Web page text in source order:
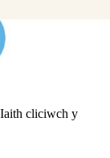
cliciwch y